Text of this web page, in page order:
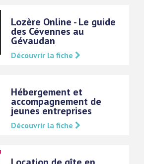
Lozère Online - Le guide
des Cévennes au
Gévaudan
Découvrir la fiche
Hébergement et
accompagnement de
jeunes entreprises
Découvrir la fiche